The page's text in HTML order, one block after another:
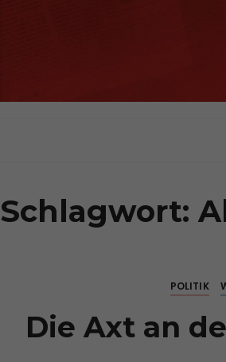
Schlagwort:
POLITIK
Die Axt an